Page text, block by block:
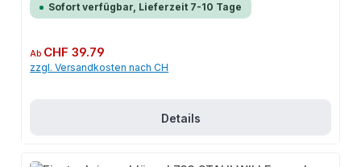
Sofort verfügbar, Lieferzeit 7-10 Tage
Regulärer Preis:
Ab CHF 39.79
zzgl. Versandkosten nach CH
Details